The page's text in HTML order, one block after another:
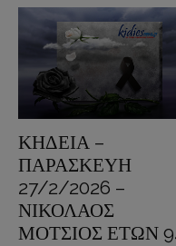
ΚΗΔΕΙΑ –
ΠΑΡΑΣΚΕΥΗ
27/2/2026 –
ΝΙΚΟΛΑΟΣ
ΜΟΤΣΙΟΣ ΕΤΩΝ